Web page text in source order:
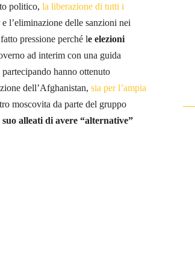
politico, la liberazione di tutti i
l’eliminazione delle sanzioni nei
pressione perché le elezioni
ad interim con una guida
partecipando hanno ottenuto
dell’Afghanistan, sia per l’ampia
moscovita da parte del gruppo
alleati di avere “alternative”